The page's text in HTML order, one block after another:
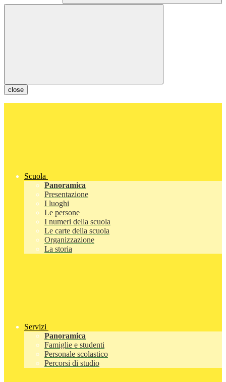
close
Scuola
Panoramica
Presentazione
I luoghi
Le persone
I numeri della scuola
Le carte della scuola
Organizzazione
La storia
Servizi
Panoramica
Famiglie e studenti
Personale scolastico
Percorsi di studio